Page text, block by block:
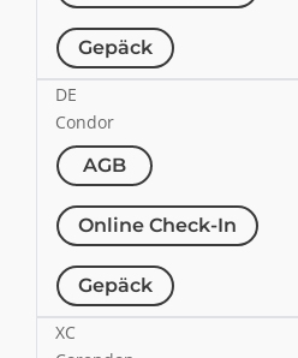
Gepäck
DE
Condor
AGB
Online Check-In
Gepäck
XC